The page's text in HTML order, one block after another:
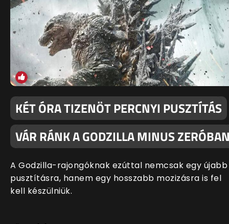
KÉT ÓRA TIZENÖT PERCNYI PUSZTÍTÁS
VÁR RÁNK A GODZILLA MINUS
A Godzilla-rajongóknak ezúttal nemcsak egy újabb
pusztításra, hanem egy hosszabb mozizásra is fel
kell készülniük.